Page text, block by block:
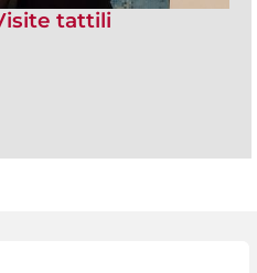
tattili